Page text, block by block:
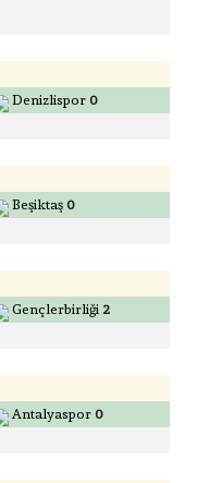
Denizlispor 0
Beşiktaş 0
Gençlerbirliği 2
Antalyaspor 0